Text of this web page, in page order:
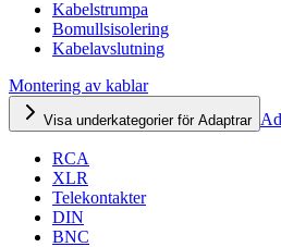
Kabelstrumpa
Bomullsisolering
Kabelavslutning
Montering av kablar
Visa underkategorier för Adaptrar
RCA
XLR
Telekontakter
DIN
BNC